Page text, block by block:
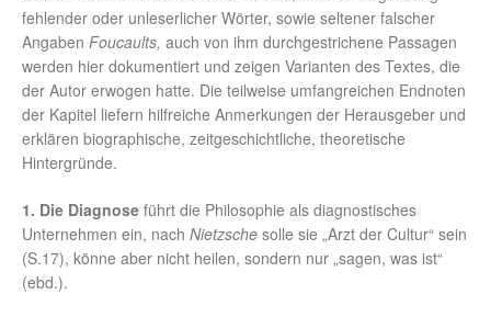
fehlender oder unleserlicher Wörter, sowie seltener falscher
Angaben Foucaults, auch von ihm durchgestrichene Passagen
werden hier dokumentiert und zeigen Varianten des Textes, die
der Autor erwogen hatte. Die teilweise umfangreichen Endnoten
der Kapitel liefern hilfreiche Anmerkungen der Herausgeber und
erklären biographische, zeitgeschichtliche, theoretische
Hintergründe.
1. Die Diagnose führt die Philosophie als diagnostisches
Unternehmen ein, nach Nietzsche solle sie „Arzt der Cultur“ sein
(S.17), könne aber nicht heilen, sondern nur „sagen, was ist“
(ebd.).